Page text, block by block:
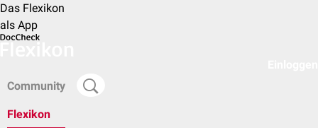
Das Flexikon
als App
Community
Flexikon